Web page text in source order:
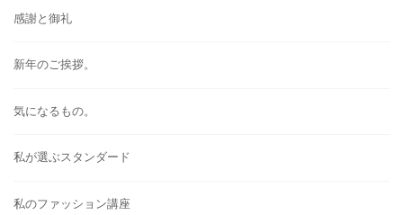
感謝と御礼
新年のご挨拶。
気になるもの。
私が選ぶスタンダード
私のファッション講座